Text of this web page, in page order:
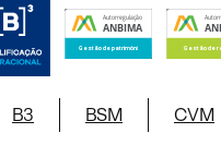
B3 BSM CVM